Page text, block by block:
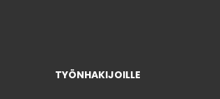
TYÖNHAKIJOILLE